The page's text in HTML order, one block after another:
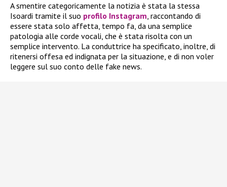
A smentire categoricamente la notizia è stata la stessa
Isoardi tramite il suo profilo Instagram, raccontando di
essere stata solo affetta, tempo fa, da una semplice
patologia alle corde vocali, che è stata risolta con un
semplice intervento. La conduttrice ha specificato, inoltre, di
ritenersi offesa ed indignata per la situazione, e di non voler
leggere sul suo conto delle fake news.